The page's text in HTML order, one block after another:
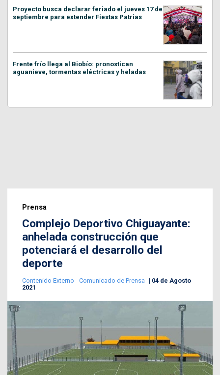
Proyecto busca declarar feriado el jueves 17 de
septiembre para extender Fiestas Patrias
Frente frío llega al Biobío: pronostican
aguanieve, tormentas eléctricas y heladas
Prensa
Complejo Deportivo Chiguayante:
anhelada construcción que
potenciará el desarrollo del
deporte
Contenido Externo - Comunicado de Prensa
04 de Agosto
2021